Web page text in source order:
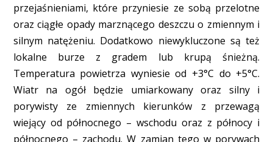
przejaśnieniami, które przyniesie ze sobą przelotne
oraz ciągłe opady marznącego deszczu o zmiennym i
silnym natężeniu. Dodatkowo niewykluczone są też
lokalne burze z gradem lub krupą śnieżną.
Temperatura powietrza wyniesie od +3°C do +5°C.
Wiatr na ogół będzie umiarkowany oraz silny i
porywisty ze zmiennych kierunków z przewagą
wiejący od północnego – wschodu oraz z północy i
północnego – zachodu. W zamian tego w porywach